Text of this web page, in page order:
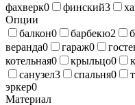
фахверк0 финский3
Опции
балкон0 барбекю2
веранда0 гараж0
котельная0 крыльцо0
санузел3 спальня0
эркер0
Материал